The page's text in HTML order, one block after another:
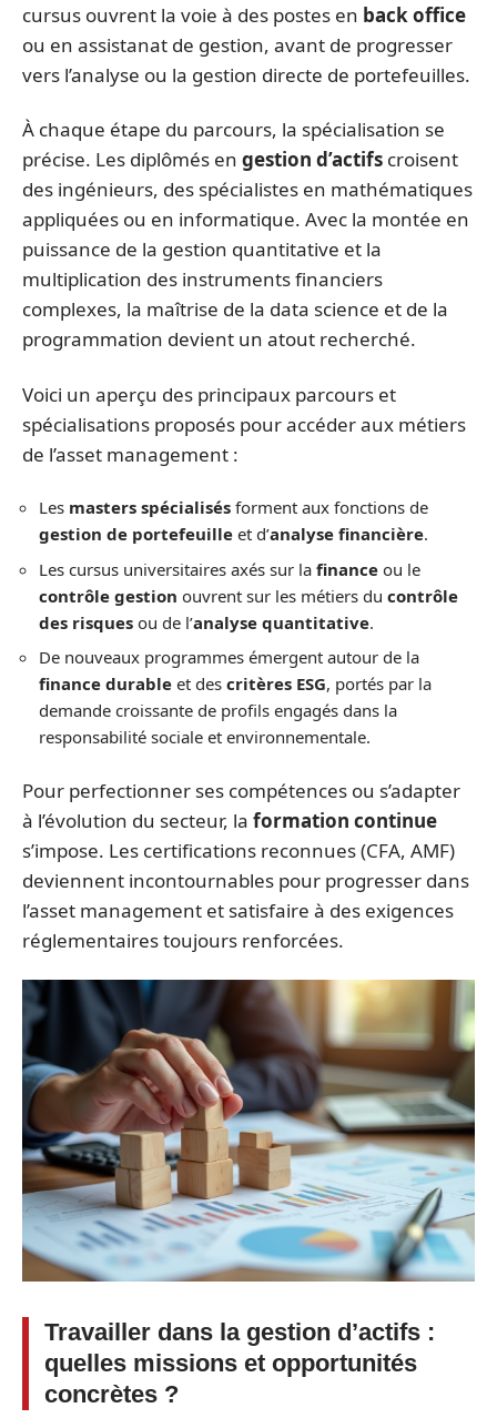
cursus ouvrent la voie à des postes en back office
ou en assistanat de gestion, avant de progresser
vers l’analyse ou la gestion directe de portefeuilles.
À chaque étape du parcours, la spécialisation se
précise. Les diplômés en gestion d’actifs croisent
des ingénieurs, des spécialistes en mathématiques
appliquées ou en informatique. Avec la montée en
puissance de la gestion quantitative et la
multiplication des instruments financiers
complexes, la maîtrise de la data science et de la
programmation devient un atout recherché.
Voici un aperçu des principaux parcours et
spécialisations proposés pour accéder aux métiers
de l’asset management :
Les masters spécialisés forment aux fonctions de
gestion de portefeuille et d’analyse financière.
Les cursus universitaires axés sur la finance ou le
contrôle gestion ouvrent sur les métiers du contrôle
des risques ou de l’analyse quantitative.
De nouveaux programmes émergent autour de la
finance durable et des critères ESG, portés par la
demande croissante de profils engagés dans la
responsabilité sociale et environnementale.
Pour perfectionner ses compétences ou s’adapter
à l’évolution du secteur, la formation continue
s’impose. Les certifications reconnues (CFA, AMF)
deviennent incontournables pour progresser dans
l’asset management et satisfaire à des exigences
réglementaires toujours renforcées.
Travailler dans la gestion d’actifs :
quelles missions et opportunités
concrètes ?